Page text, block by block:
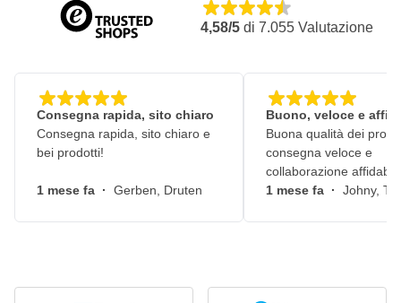
4,58/5 di 7.055 Valutazione
Consegna rapida, sito chiaro
Consegna rapida, sito chiaro e
bei prodotti!
1 mese fa · Gerben, Druten
Buono, veloce e
Buona qualità dei
consegna veloce e
collaborazione
1 mese fa · Johny,